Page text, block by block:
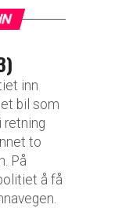
inn
bil som
retning
to
På
å få